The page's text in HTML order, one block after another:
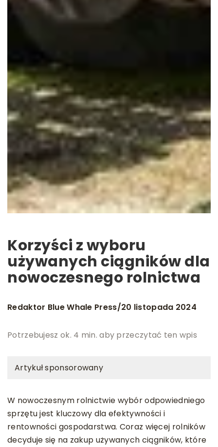
Korzyści z wyboru
używanych ciągników dla
nowoczesnego rolnictwa
Redaktor Blue Whale Press/20 listopada 2024
Potrzebujesz ok. 4 min. aby przeczytać ten wpis
Artykuł sponsorowany
W nowoczesnym rolnictwie wybór odpowiedniego
sprzętu jest kluczowy dla efektywności i
rentowności gospodarstwa. Coraz więcej rolników
decyduje się na zakup używanych ciągników, które